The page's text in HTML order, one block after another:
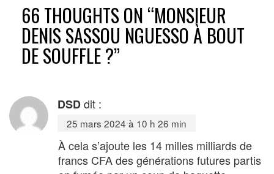
66 THOUGHTS ON “MONSIEUR
DENIS SASSOU NGUESSO À BOUT
DE SOUFFLE ?”
DSDdit :
25 mars 2024 à 10 h 26 min
À cela s’ajoute les 14 milles milliards de
francs CFA des générations futures partis